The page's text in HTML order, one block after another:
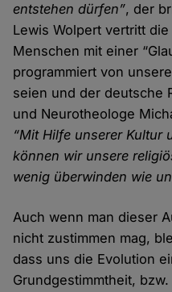
entstehen dürfen”, der
Lewis Wolpert vertritt
Menschen mit einer
programmiert von
seien und der deutsche
und Neurotheologe
“Mit Hilfe unserer Kultur
können wir unsere
wenig überwinden wie
Auch wenn man dieser
nicht zustimmen mag,
dass uns die Evolution
Grundgestimmtheit,